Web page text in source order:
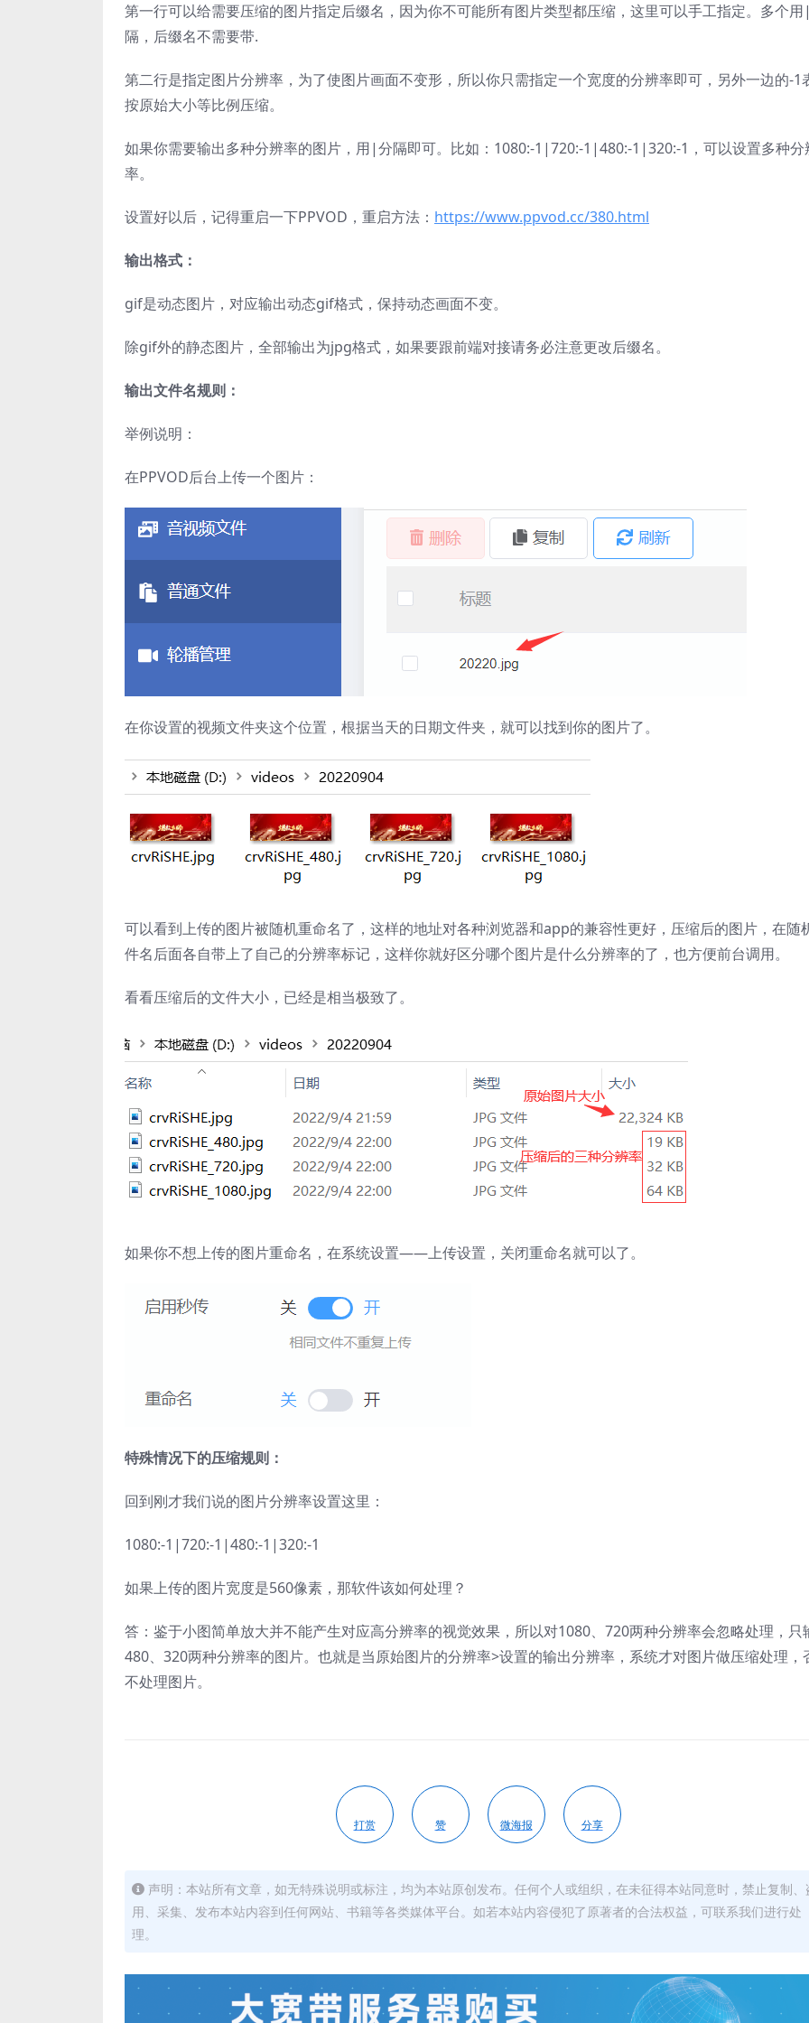
第一行可以给需要压缩的图片指定后缀名，因为你不可能所有图片类型都压缩，这里可以手工指定。多个
隔，后缀名不需要带.
第二行是指定图片分辨率，为了使图片画面不变形，所以你只需指定一个宽度的分辨率即可，另外一边的-1
按原始大小等比例压缩。
如果你需要输出多种分辨率的图片，用|分隔即可。比如：1080:-1|720:-1|480:-1|320:-1，可以设置多种分
率。
设置好以后，记得重启一下PPVOD，重启方法： https://www.ppvod.cc/380.html
输出格式：
gif是动态图片，对应输出动态gif格式，保持动态画面不变。
除gif外的静态图片，全部输出为jpg格式，如果要跟前端对接请务必注意更改后缀名。
输出文件名规则：
举例说明：
在PPVOD后台上传一个图片：
在你设置的视频文件夹这个位置，根据当天的日期文件夹，就可以找到你的图片了。
可以看到上传的图片被随机重命名了，这样的地址对各种浏览器和app的兼容性更好，压缩后的图片，在随
件名后面各自带上了自己的分辨率标记，这样你就好区分哪个图片是什么分辨率的了，也方便前台调用。
看看压缩后的文件大小，已经是相当极致了。
如果你不想上传的图片重命名，在系统设置——上传设置，关闭重命名就可以了。
特殊情况下的压缩规则：
回到刚才我们说的图片分辨率设置这里：
1080:-1|720:-1|480:-1|320:-1
如果上传的图片宽度是560像素，那软件该如何处理？
答：鉴于小图简单放大并不能产生对应高分辨率的视觉效果，所以对1080、720两种分辨率会忽略处理，只
480、320两种分辨率的图片。也就是当原始图片的分辨率>设置的输出分辨率，系统才对图片做压缩处理，
不处理图片。
打赏 赞 微海报 分享
声明：本站所有文章，如无特殊说明或标注，均为本站原创发布。任何个人或组织，在未征得本站同意时，禁止复制、
用、采集、发布本站内容到任何网站、书籍等各类媒体平台。如若本站内容侵犯了原著者的合法权益，可联系我们进行处
理。